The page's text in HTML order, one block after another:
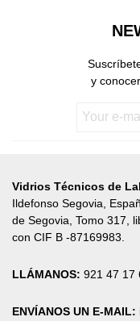
y
Vidrios Técnicos de
Ildefonso Segovia,
de Segovia, Tomo 317,
con CIF B -87169983.
LLÁMANOS: 921 47 17
ENVÍANOS UN E-MAIL: